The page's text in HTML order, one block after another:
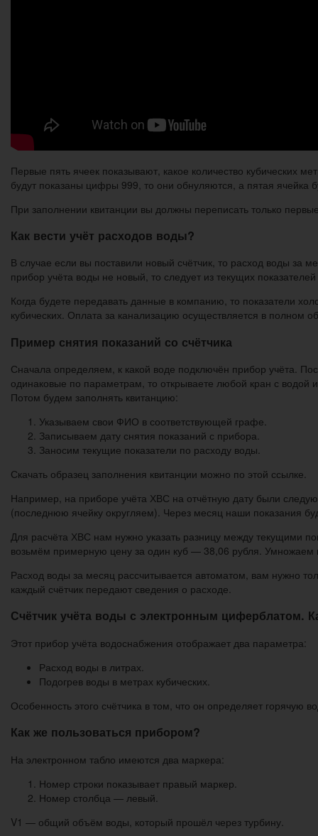
Первые пять ячеек показывают, какое количество кубических
будут показаны цифры 999, то они обнуляются, а пятая ячейка
При заполнении квитанции вы должны переписать только
Как вести учёт расходов воды?
В случае если вы поставили новый счётчик, то расход воды за
прибор учёта воды не новый, то следует из текущих
Когда будете передавать данные в компанию, то показатели
кубических. Оплата за канализацию осуществляется в полном
Пример снятия показаний со счётчика
Сначала определяем, к какой воде подключён прибор учёта.
одинаковые по параметрам, то открываете любой кран с водой
Потом будем заполнять квитанцию:
Указываем свои ФИО в соответствующей графе.
Записываем дату снятия показаний с прибора.
Заносим текущие показатели по расходу воды.
Скачать образец заполнения квитанции можно по этой ссылке.
Например, на приборе учёта ХВС на отчётную дату были
(последнюю ячейку округляем). Через месяц наши показания
Для расчёта ХВС нам нужно указать разницу между текущими
возьмём примерную цену за один куб — 38,06 рубля. Умножаем
Расход воды за месяц рассчитывается автоматом, вам нужно
каждый счётчик передают сведения о расходе.
Счётчик учёта воды с электронным циферблатом.
Этот прибор учёта водоснабжения отображает два параметра:
Расход воды в литрах.
Подогрев воды в метрах кубических.
Особенность этого счётчика в том, что он определяет горячую
Как же пользоваться прибором?
На электронном табло имеются два маркера:
Номер строки показывает правый маркер.
Номер столбца — левый.
V1 — общий объём воды, который прошёл через турбину.